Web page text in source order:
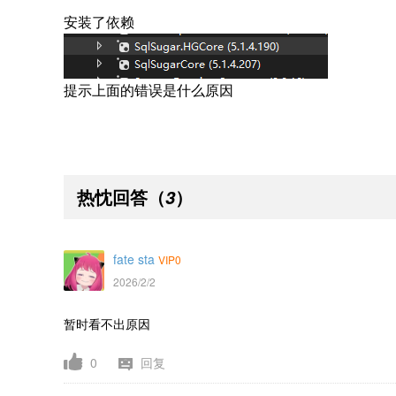
安装了依赖
提示上面的错误是什么原因
热忱回答 （3）
fate sta VIP0
2026/2/2
暂时看不出原因
0 回复